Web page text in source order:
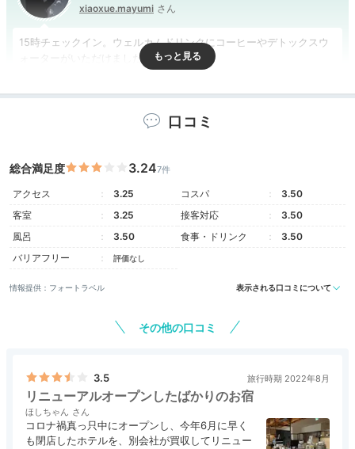
xiaoxue.mayumi
15時チェックイン。ウェルカムドリンクにコーヒーやデトックスウ
ォーターがいただけました。
15:10
モダンなお部屋には
金沢情緒もほんのり
和洋室デラックストリプル
口コミ
総合満足度 3.247件
アクセス 3.25 コスパ
3.50
客室
3.25 接客対応
3.50
風呂
3.50 食事・ドリンク
3.50
バリアフリー
評価なし
情報提供：フォートラベル 表示される口コミについて
その他の口コミ
3.5 旅行時期 2022年8月
リニューアルオープンしたばかりのお宿
ほしちゃん
コロナ禍真っ只中にオープンし、今年6月に早く
も閉店したホテルを、別会社が買収してリニュー